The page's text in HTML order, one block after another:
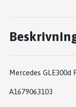
Mercedes GLE300d
A1679063103